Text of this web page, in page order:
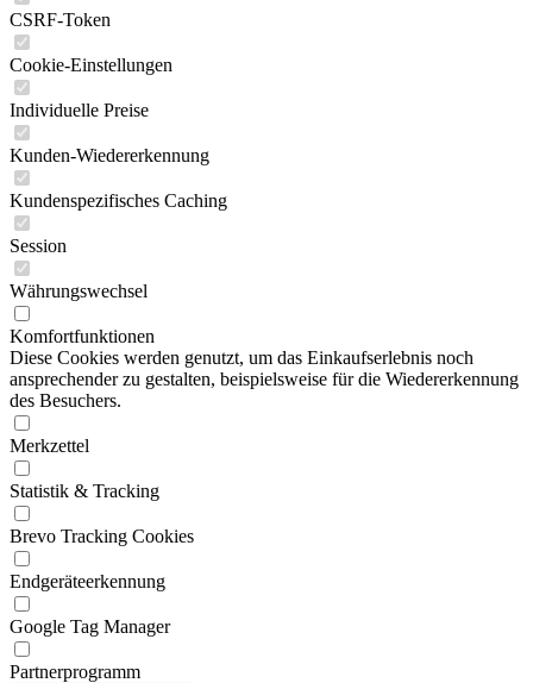
CSRF-Token
Cookie-Einstellungen
Individuelle Preise
Kunden-Wiedererkennung
Kundenspezifisches Caching
Session
Währungswechsel
Komfortfunktionen
Diese Cookies werden genutzt, um das Einkaufserlebnis noch
ansprechender zu gestalten, beispielsweise für die Wiedererkennung
des Besuchers.
Merkzettel
Statistik & Tracking
Brevo Tracking Cookies
Endgeräteerkennung
Google Tag Manager
Partnerprogramm